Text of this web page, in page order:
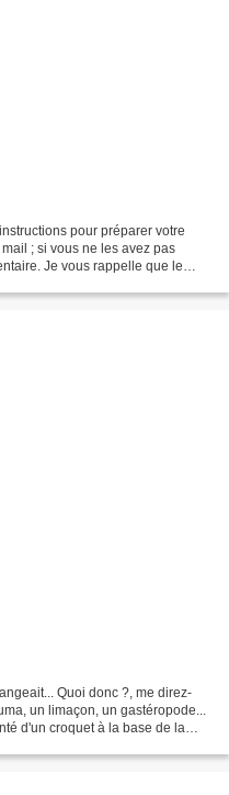
pour préparer votre
; si vous ne les avez pas
Je vous rappelle que le
Quoi donc ?, me direz-
un limaçon, un gastéropode...
d'un croquet à la base de la